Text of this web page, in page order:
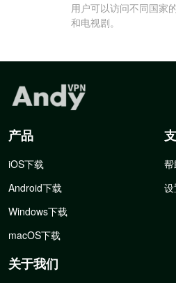
用户可以访问不同国家
和电视剧。
产品
iOS下载
Android下载
Windows下载
macOS下载
关于我们